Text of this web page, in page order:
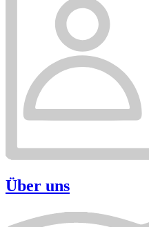
Über uns